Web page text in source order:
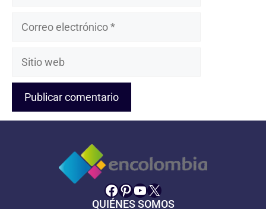
Sitio
Facebook
Pinterest
YouTube
X
QUIÉNES SOMOS